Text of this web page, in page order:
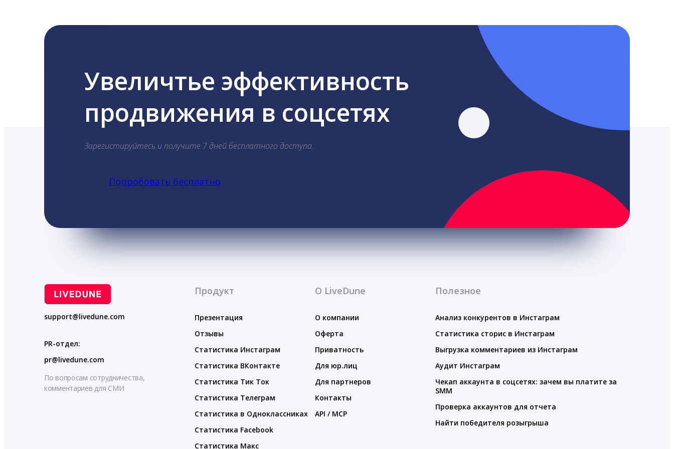
Увеличтье эффективность
продвижения в соцсетях
Зарегистируйтесь и получите 7 дней бесплатного доступа.
Попробовать бесплатно
support@livedune.com
PR-отдел:
pr@livedune.com
По вопросам сотрудничества,
комментариев для СМИ
Продукт
Презентация
Отзывы
Статистика Инстаграм
Статистика ВКонтакте
Статистика Тик Ток
Статистика Телеграм
Статистика в Одноклассниках
Статистика Facebook
Статистика Макс
О LiveDune
О компании
Оферта
Приватность
Для юр.лиц
Для партнеров
Контакты
API / MCP
Полезное
Анализ конкурентов в Инстаграм
Статистика сторис в Инстаграм
Выгрузка комментариев из Инстаграм
Аудит Инстаграм
Чекап аккаунта в соцсетях: зачем вы платите за
SMM
Проверка аккаунтов для отчета
Найти победителя розыгрыша